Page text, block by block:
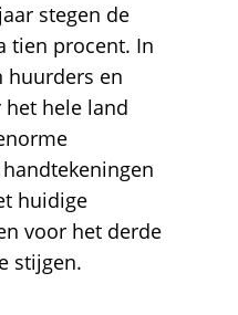
stegen de
tien procent. In
huurders en
hele land
huidige
voor het derde
stijgen.